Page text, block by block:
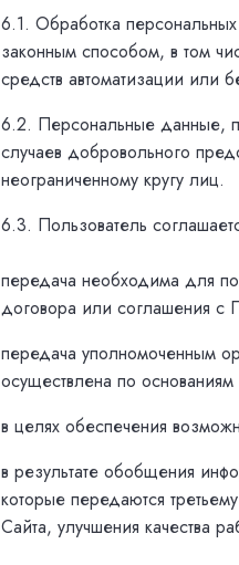
6.1. Обработка
законным способом, в том
средств автоматизации или
6.2. Персональные данные,
случаев добровольного
неограниченному кругу лиц.
6.3. Пользователь
передача необходима для
договора или соглашения с
передача уполномоченным
осуществлена по
в целях обеспечения
в результате обобщения
которые передаются
Сайта, улучшения качества